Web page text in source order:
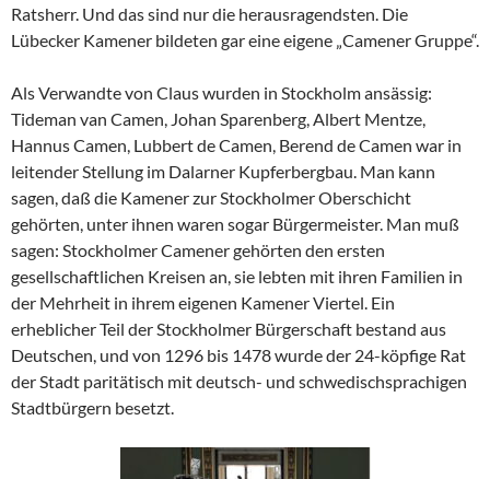
Ratsherr. Und das sind nur die herausragendsten. Die
Lübecker Kamener bildeten gar eine eigene „Camener Gruppe“.
Als Verwandte von Claus wurden in Stockholm ansässig:
Tideman van Camen, Johan Sparenberg, Albert Mentze,
Hannus Camen, Lubbert de Camen, Berend de Camen war in
leitender Stellung im Dalarner Kupferbergbau. Man kann
sagen, daß die Kamener zur Stockholmer Oberschicht
gehörten, unter ihnen waren sogar Bürgermeister. Man muß
sagen: Stockholmer Camener gehörten den ersten
gesellschaftlichen Kreisen an, sie lebten mit ihren Familien in
der Mehrheit in ihrem eigenen Kamener Viertel. Ein
erheblicher Teil der Stockholmer Bürgerschaft bestand aus
Deutschen, und von 1296 bis 1478 wurde der 24-köpfige Rat
der Stadt paritätisch mit deutsch- und schwedischsprachigen
Stadtbürgern besetzt.